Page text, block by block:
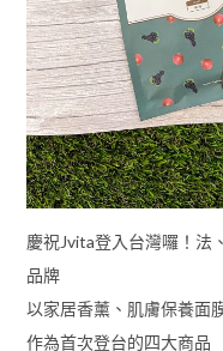
慶祝Jvita登入台灣囉！法
品牌
以家居香薰、肌膚保養面
作為首次登台的四大商品